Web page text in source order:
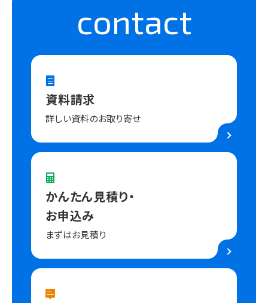
contact
資料請求
詳しい資料のお取り寄せ
かんたん見積り・
お申込み
まずはお見積り